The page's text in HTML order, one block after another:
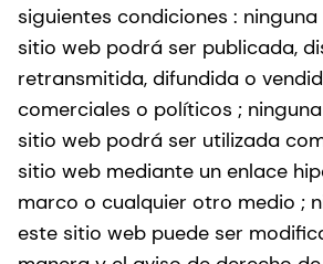
siguientes condiciones :
sitio web podrá ser publicada,
retransmitida, difundida o
comerciales o políticos ;
sitio web podrá ser utilizada
sitio web mediante un enlace
marco o cualquier otro medio ;
este sitio web puede ser